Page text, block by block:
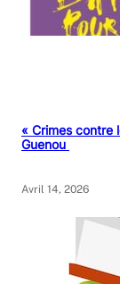
« Crimes contre
Guenou
Avril 14, 2026